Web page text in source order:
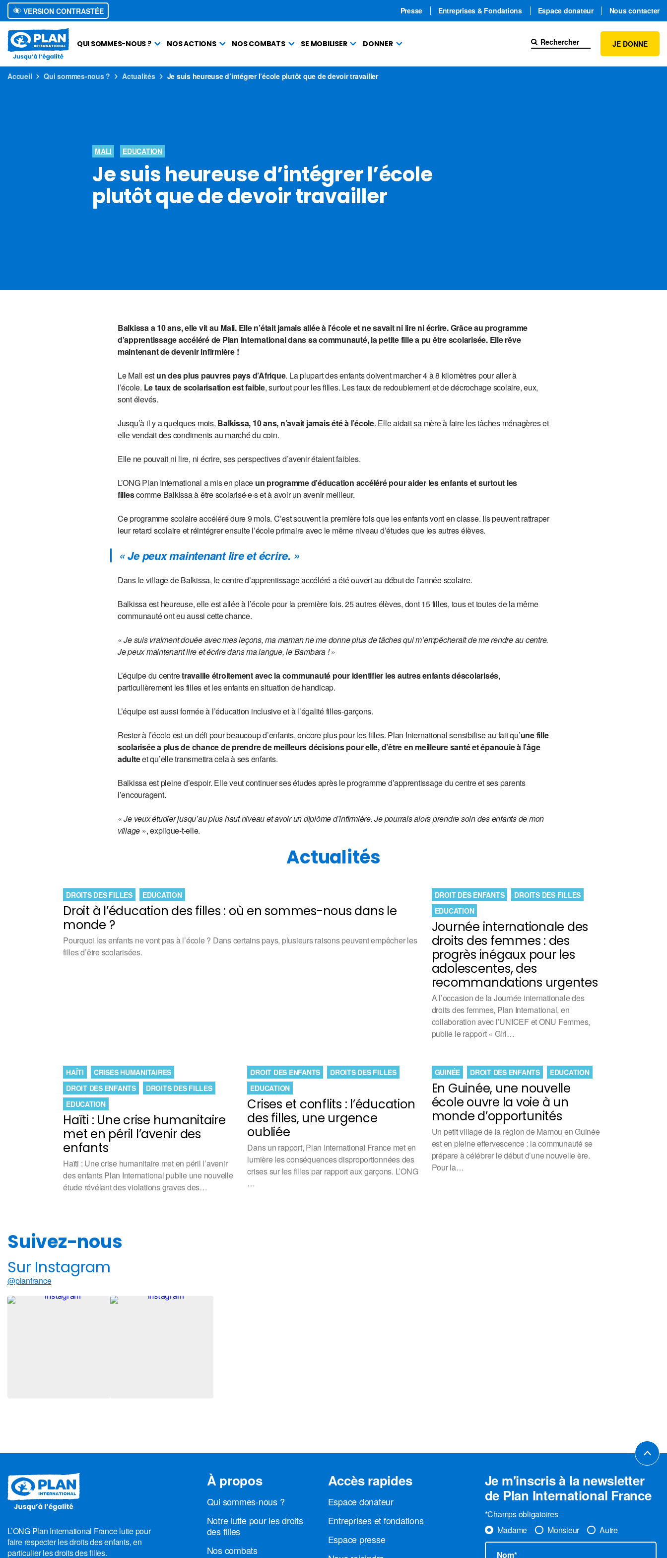
VERSION CONTRASTÉE Presse Entreprises & Fondations Espace donateur Nous contacter
QUI SOMMES-NOUS ? NOS ACTIONS NOS COMBATS SE MOBILISER DONNER JE DONNE
Accueil Qui sommes-nous ? Actualités Je suis heureuse d’intégrer l’école plutôt que de devoir travailler
MALI EDUCATION
Je suis heureuse d’intégrer l’école
plutôt que de devoir travailler
Balkissa a 10 ans, elle vit au Mali. Elle n’était jamais allée à l’école et ne savait ni lire ni écrire. Grâce au programme
d’apprentissage accéléré de Plan International dans sa communauté, la petite fille a pu être scolarisée. Elle rêve
maintenant de devenir infirmière !
Le Mali est un des plus pauvres pays d’Afrique. La plupart des enfants doivent marcher 4 à 8 kilomètres pour aller à
l’école. Le taux de scolarisation est faible, surtout pour les filles. Les taux de redoublement et de décrochage scolaire, eux,
sont élevés.
Jusqu’à il y a quelques mois, Balkissa, 10 ans, n’avait jamais été à l’école. Elle aidait sa mère à faire les tâches ménagères et
elle vendait des condiments au marché du coin.
Elle ne pouvait ni lire, ni écrire, ses perspectives d’avenir étaient faibles.
L’ONG Plan International a mis en place un programme d’éducation accéléré pour aider les enfants et surtout les
fillescomme Balkissa à être scolarisé·e·s et à avoir un avenir meilleur.
Ce programme scolaire accéléré dure 9 mois. C’est souvent la première fois que les enfants vont en classe. Ils peuvent rattraper
leur retard scolaire et réintégrer ensuite l’école primaire avec le même niveau d’études que les autres élèves.
« Je peux maintenant lire et écrire. »
Dans le village de Balkissa, le centre d’apprentissage accéléré a été ouvert au début de l’année scolaire.
Balkissa est heureuse, elle est allée à l’école pour la première fois. 25 autres élèves, dont 15 filles, tous et toutes de la même
communauté ont eu aussi cette chance.
«Je suis vraiment douée avec mes leçons, ma maman ne me donne plus de tâches qui m’empêcherait de me rendre au centre.
Je peux maintenant lire et écrire dans ma langue, le Bambara !»
L’équipe du centretravaille étroitement avec la communauté pour identifier les autres enfants déscolarisés,
particulièrement les filles et les enfants en situation de handicap.
L’équipe est aussi formée à l’éducation inclusive et à l’égalité filles-garçons.
Rester à l’école est un défi pour beaucoup d’enfants, encore plus pour les filles. Plan International sensibilise au fait qu’une fille
scolarisée a plus de chance de prendre de meilleurs décisions pour elle, d’être en meilleure santé et épanouie à l’âge
adulteet qu’elle transmettra cela à ses enfants.
Balkissa est pleine d’espoir. Elle veut continuer ses études après le programme d’apprentissage du centre et ses parents
l’encouragent.
«Je veux étudier jusqu’au plus haut niveau et avoir un diplôme d’infirmière. Je pourrais alors prendre soin des enfants de mon
village », explique-t-elle.
Actualités
Droit à l’éducation des filles : où en sommes-nous dans le
monde ?
DROITS DES FILLES EDUCATION
Pourquoi les enfants ne vont pas à l’école ? Dans certains pays, plusieurs raisons peuvent empêcher les
filles d’être scolarisées.
Journée internationale des
droits des femmes : des
progrès inégaux pour les
adolescentes, des
recommandations urgentes
DROIT DES ENFANTS
DROITS DES FILLES
EDUCATION
A l’occasion de la Journée internationale des
droits des femmes, Plan International, en
collaboration avec l’UNICEF et ONU Femmes,
publie le rapport « Girl…
Haïti : Une crise humanitaire
met en péril l’avenir des
enfants
HAÏTI
CRISES HUMANITAIRES
DROIT DES ENFANTS
DROITS DES FILLES
EDUCATION
Haïti : Une crise humanitaire met en péril l’avenir
des enfants Plan International publie une nouvelle
étude révélant des violations graves des…
Crises et conflits : l’éducation
des filles, une urgence
oubliée
DROIT DES ENFANTS
DROITS DES FILLES
EDUCATION
Dans un rapport, Plan International France met en
lumière les conséquences disproportionnées des
crises sur les filles par rapport aux garçons. L’ONG
…
En Guinée, une nouvelle
école ouvre la voie à un
monde d’opportunités
GUINÉE DROIT DES ENFANTS EDUCATION
Un petit village de la région de Mamou en Guinée
est en pleine effervescence : la communauté se
prépare à célébrer le début d’une nouvelle ère.
Pour la…
Suivez-nous
Sur Instagram
@planfrance
L’ONG Plan International France lutte pour
faire respecter les droits des enfants, en
particulier les droits des filles.
À propos
Qui sommes-nous ?
Notre lutte pour les droits
des filles
Nos combats
Accès rapides
Espace donateur
Entreprises et fondations
Espace presse
Je m'inscris à la newsletter
de Plan International France
*Champs obligatoires
Madame
Monsieur Autre
Nom*